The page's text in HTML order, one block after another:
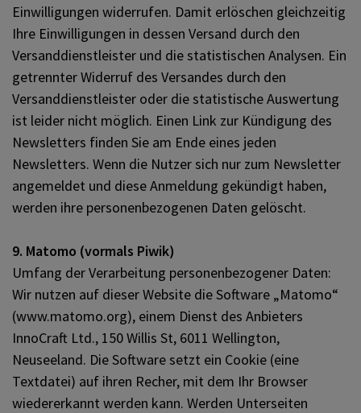
Einwilligungen widerrufen. Damit erlöschen gleichzeitig
Ihre Einwilligungen in dessen Versand durch den
Versanddienstleister und die statistischen Analysen. Ein
getrennter Widerruf des Versandes durch den
Versanddienstleister oder die statistische Auswertung
ist leider nicht möglich. Einen Link zur Kündigung des
Newsletters finden Sie am Ende eines jeden
Newsletters. Wenn die Nutzer sich nur zum Newsletter
angemeldet und diese Anmeldung gekündigt haben,
werden ihre personenbezogenen Daten gelöscht.
9. Matomo (vormals Piwik)
Umfang der Verarbeitung personenbezogener Daten:
Wir nutzen auf dieser Website die Software „Matomo“
(www.matomo.org), einem Dienst des Anbieters
InnoCraft Ltd., 150 Willis St, 6011 Wellington,
Neuseeland. Die Software setzt ein Cookie (eine
Textdatei) auf ihren Recher, mit dem Ihr Browser
wiedererkannt werden kann. Werden Unterseiten